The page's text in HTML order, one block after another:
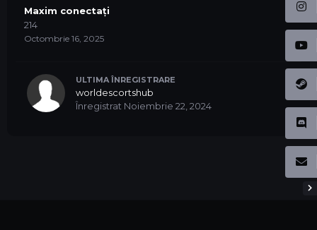
Maxim conectați
214
Octombrie 16, 2025
ULTIMA ÎNREGISTRARE
worldescortshub
Înregistrat Noiembrie 22, 2024